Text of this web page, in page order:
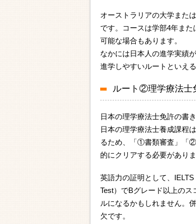
オーストラリアの大学また
です。コースは学部4年ま
可能な場合もあります。
なかには日本人の進学実績
進学しやすいルートといえる
ルート②理学療法士
日本の理学療法士免許の書
日本の理学療法士養成課程
るため、「①書類審査」「
的にクリアする必要がありま
英語力の証明として、
Test）でBグレード以上の
ルになるかもしれません。
欠です。